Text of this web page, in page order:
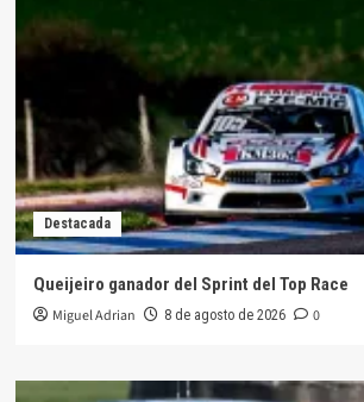
Destacada
Queijeiro ganador del Sprint del Top Race
Miguel Adrian 8 de agosto de 2026 0